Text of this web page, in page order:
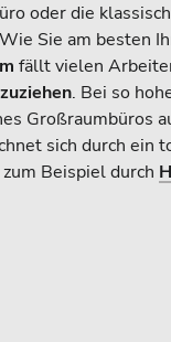
oder die
Sie am besten
fällt vielen
. Bei so
Großraumbüros
sich durch ein
Beispiel durch